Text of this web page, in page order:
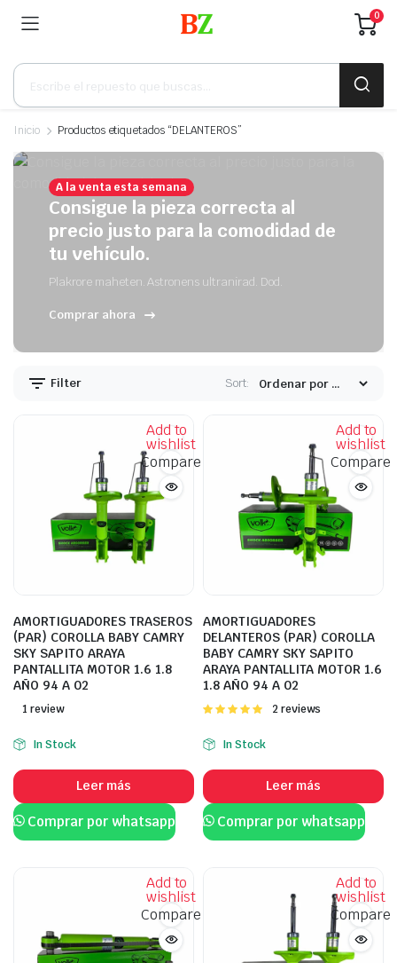
0
Búsqueda
productos
Inicio Productos etiquetados “DELANTEROS”
A la venta esta semana
Consigue la pieza correcta al
precio justo para la comodidad de
tu vehículo.
Plakrore maheten. Astronens ultranirad. Dod.
Comprar ahora
Filter Sort:
Add to
wishlist
Compare
AMORTIGUADORES TRASEROS
(PAR) COROLLA BABY CAMRY
SKY SAPITO ARAYA
PANTALLITA MOTOR 1.6 1.8
AÑO 94 A 02
1 review
In Stock
Leer más
Comprar por whatsapp
Add to
wishlist
Compare
AMORTIGUADORES
DELANTEROS (PAR) COROLLA
BABY CAMRY SKY SAPITO
ARAYA PANTALLITA MOTOR 1.6
1.8 AÑO 94 A 02
Valorado
5
2 reviews
In Stock
Leer más
Comprar por whatsapp
Add to
wishlist
Compare
Add to
wishlist
Compare